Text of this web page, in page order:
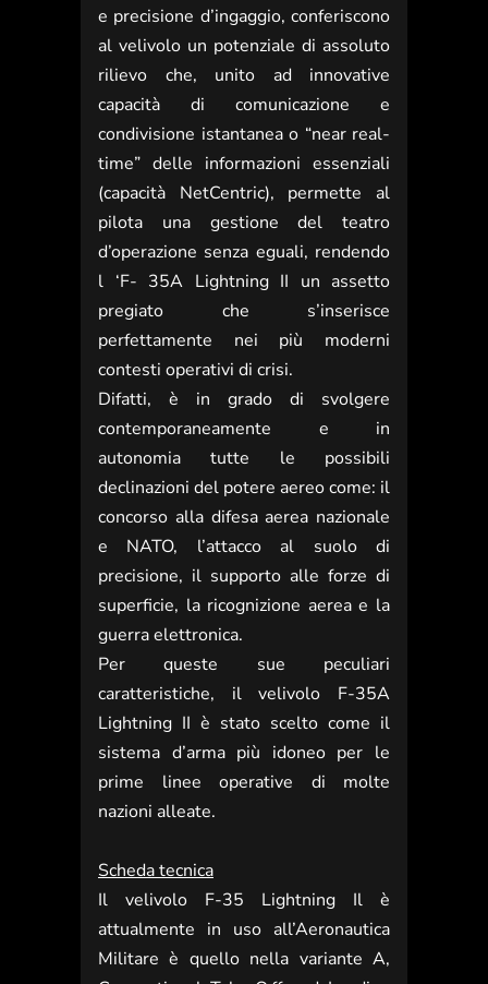
e precisione d’ingaggio, conferiscono
al velivolo un potenziale di assoluto
rilievo che, unito ad innovative
capacità di comunicazione e
condivisione istantanea o “near real-
time” delle informazioni essenziali
(capacità NetCentric), permette al
pilota una gestione del teatro
d’operazione senza eguali, rendendo
l ‘F- 35A Lightning II un assetto
pregiato che s’inserisce
perfettamente nei più moderni
contesti operativi di crisi.
Difatti, è in grado di svolgere
contemporaneamente e in
autonomia tutte le possibili
declinazioni del potere aereo come: il
concorso alla difesa aerea nazionale
e NATO, l’attacco al suolo di
precisione, il supporto alle forze di
superficie, la ricognizione aerea e la
guerra elettronica.
Per queste sue peculiari
caratteristiche, il velivolo F-35A
Lightning II è stato scelto come il
sistema d’arma più idoneo per le
prime linee operative di molte
nazioni alleate.
Scheda tecnica
Il velivolo F-35 Lightning Il è
attualmente in uso all’Aeronautica
Militare è quello nella variante A,